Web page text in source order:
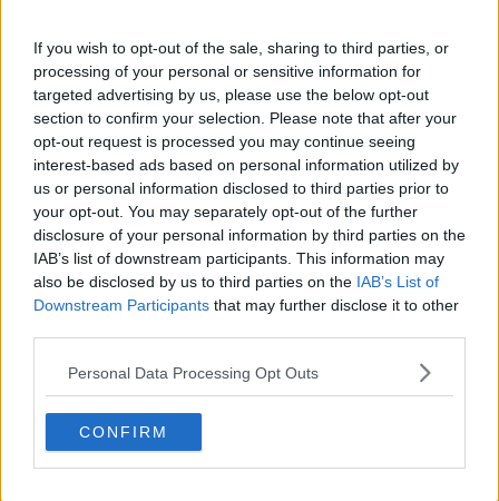
If you wish to opt-out of the sale, sharing to third parties, or
processing of your personal or sensitive information for
targeted advertising by us, please use the below opt-out
section to confirm your selection. Please note that after your
opt-out request is processed you may continue seeing
interest-based ads based on personal information utilized by
us or personal information disclosed to third parties prior to
your opt-out. You may separately opt-out of the further
disclosure of your personal information by third parties on the
IAB’s list of downstream participants. This information may
also be disclosed by us to third parties on the IAB’s List of
Downstream Participants that may further disclose it to other
Personal Data Processing Opt Outs
CONFIRM
20 de rețete de salate de vară fără prelucrare termică
06.08.2026